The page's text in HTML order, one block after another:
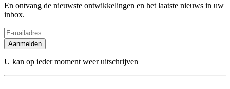
En ontvang de nieuwste ontwikkelingen en het laatste nieuws in uw
inbox.
Aanmelden
U kan op ieder moment weer uitschrijven